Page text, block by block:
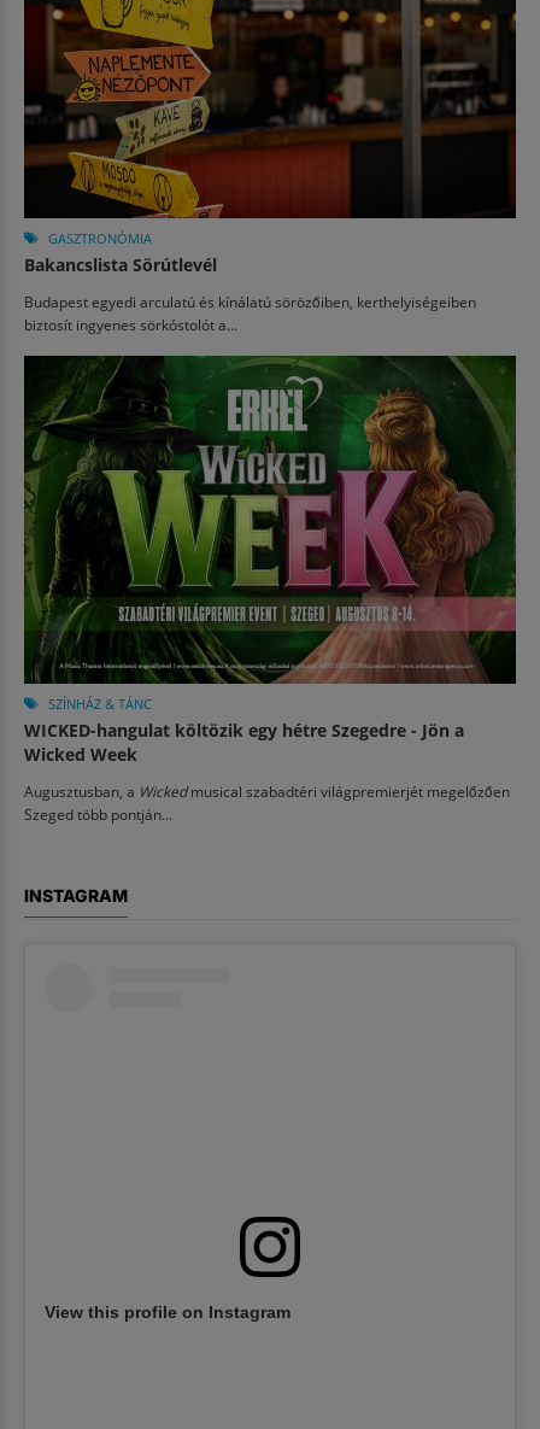
GASZTRONÓMIA
Bakancslista Sörútlevél
Budapest egyedi arculatú és kínálatú sörözőiben, kerthelyiségeiben
biztosít ingyenes sörkóstolót a...
SZÍNHÁZ & TÁNC
WICKED-hangulat költözik egy hétre Szegedre - Jön a
Wicked Week
Augusztusban, a Wickedmusical szabadtéri világpremierjét megelőzően
Szeged több pontján...
INSTAGRAM
View this profile on Instagram